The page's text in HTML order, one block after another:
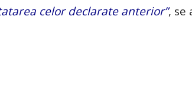
celor declarate anterior”, se